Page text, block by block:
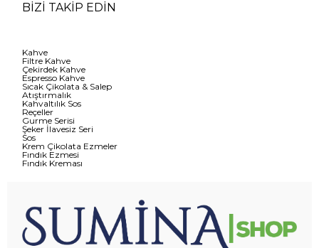
BİZİ TAKİP EDİN
Kahve
Filtre Kahve
Çekirdek Kahve
Espresso Kahve
Sıcak Çikolata & Salep
Atıştırmalık
Kahvaltılık Sos
Reçeller
Gurme Serisi
Şeker İlavesiz Seri
Sos
Krem Çikolata Ezmeler
Fındık Ezmesi
Fındık Kreması